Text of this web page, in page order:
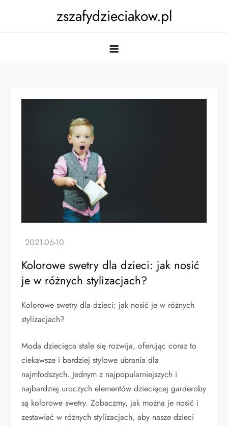
zszafydzieciakow.pl
Kolorowe swetry dla dzieci: jak nosić
je w różnych stylizacjach?
Kolorowe swetry dla dzieci: jak nosić je w różnych
stylizacjach?
Moda dziecięca stale się rozwija, oferując coraz to
ciekawsze i bardziej stylowe ubrania dla
najmłodszych. Jednym z najpopularniejszych i
najbardziej uroczych elementów dziecięcej garderoby
są kolorowe swetry. Zobaczmy, jak można je nosić i
zestawiać w różnych stylizacjach, aby nasze dzieci